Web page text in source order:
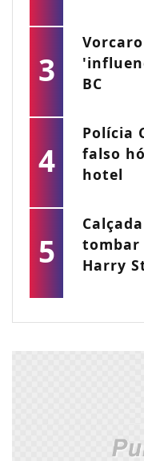
3
BC
4
Polícia
falso
hotel
5
tombar
Harry